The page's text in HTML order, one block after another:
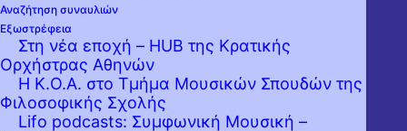
Αναζήτηση συναυλιών
Εξωστρέφεια
Στη νέα εποχή – HUB της Κρατικής
Ορχήστρας Αθηνών
Η Κ.Ο.Α. στο Τμήμα Μουσικών Σπουδών της
Φιλοσοφικής Σχολής
Lifo podcasts: Συμφωνική Μουσική –